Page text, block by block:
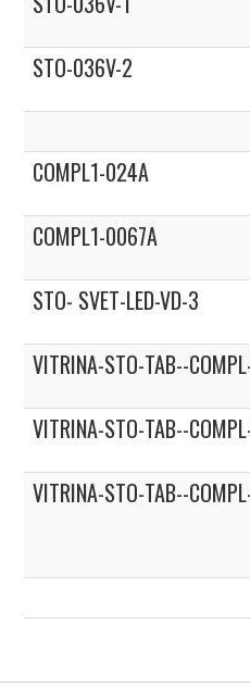
STO-036V-2
COMPL1-024A
COMPL1-0067A
STO- SVET-LED-VD-3
VITRINA-STO-TAB--
VITRINA-STO-TAB--
VITRINA-STO-TAB--